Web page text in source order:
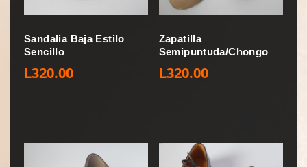
Sandalia Baja Estilo
Sencillo
L320.00
Zapatilla
Semipuntuda/Chongo
L320.00